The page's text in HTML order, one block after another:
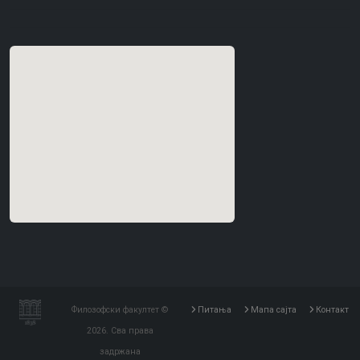
Филозофски факултет ©
2026. Сва права
задржана
Питања Мапа сајта Контакт